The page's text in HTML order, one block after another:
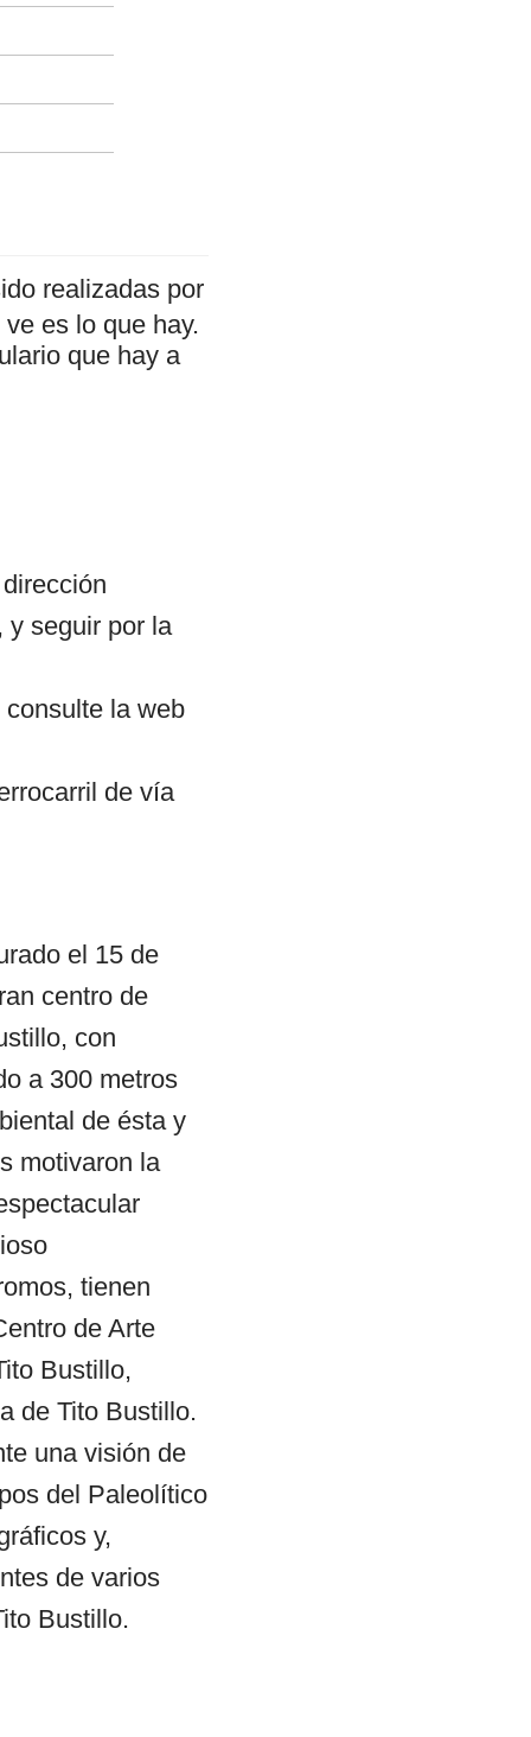
realizadas por
es lo que hay.
que hay a
y seguir por la
la web
de vía
el 15 de
centro de
con
a 300 metros
de ésta y
motivaron la
tienen
de Arte
Bustillo,
de Tito Bustillo.
una visión de
del Paleolítico
y,
de varios
Bustillo.